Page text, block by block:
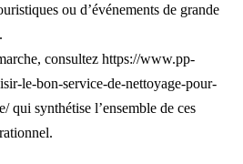
ou d’événements de grande
consultez https://www.pp-
le-bon-service-de-nettoyage-pour-
qui synthétise l’ensemble de ces